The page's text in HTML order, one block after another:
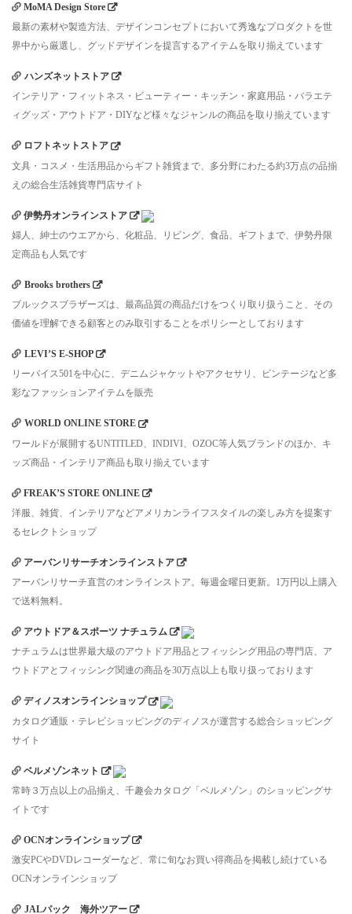
MoMA Design Store
最新の素材や製造方法、デザインコンセプトにおいて秀逸なプロダクトを世
界中から厳選し、グッドデザインを提言するアイテムを取り揃えています
ハンズネットストア
インテリア・フィットネス・ビューティー・キッチン・家庭用品・バラエテ
ィグッズ・アウトドア・DIYなど様々なジャンルの商品を取り揃えています
ロフトネットストア
文具・コスメ・生活用品からギフト雑貨まで、多分野にわたる約3万点の品揃
えの総合生活雑貨専門店サイト
伊勢丹オンラインストア
婦人、紳士のウエアから、化粧品、リビング、食品、ギフトまで、伊勢丹限
定商品も人気です
Brooks brothers
ブルックスブラザーズは、最高品質の商品だけをつくり取り扱うこと、その
価値を理解できる顧客とのみ取引することをポリシーとしております
LEVI’S E-SHOP
リーバイス501を中心に、デニムジャケットやアクセサリ、ビンテージなど多
彩なファッションアイテムを販売
WORLD ONLINE STORE
ワールドが展開するUNTITLED、INDIVI、OZOC等人気ブランドのほか、キ
ッズ商品・インテリア商品も取り揃えています
FREAK’S STORE ONLINE
洋服、雑貨、インテリアなどアメリカンライフスタイルの楽しみ方を提案す
るセレクトショップ
アーバンリサーチオンラインストア
アーバンリサーチ直営のオンラインストア。毎週金曜日更新。1万円以上購入
で送料無料。
アウトドア＆スポーツ ナチュラム
ナチュラムは世界最大級のアウトドア用品とフィッシング用品の専門店、ア
ウトドアとフィッシング関連の商品を30万点以上も取り扱っております
ディノスオンラインショップ
カタログ通販・テレビショッピングのディノスが運営する総合ショッピング
サイト
ベルメゾンネット
常時３万点以上の品揃え、千趣会カタログ「ベルメゾン」のショッピングサ
イトです
OCNオンラインショップ
激安PCやDVDレコーダーなど、常に旬なお買い得商品を掲載し続けている
OCNオンラインショップ
JALパック 海外ツアー